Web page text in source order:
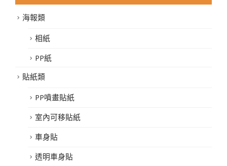
海報類
相紙
PP紙
貼紙類
PP噴畫貼紙
室內可移貼紙
車身貼
透明車身貼